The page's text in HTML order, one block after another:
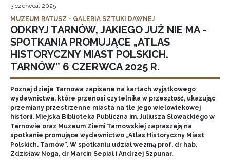
3 czerwca, 2025
MUZEUM RATUSZ - GALERIA SZTUKI DAWNEJ
ODKRYJ TARNÓW, JAKIEGO JUŻ NIE MA -
SPOTKANIA PROMUJĄCE „ATLAS
HISTORYCZNY MIAST POLSKICH.
TARNÓW” 6 CZERWCA 2025 R.
Poznaj dzieje Tarnowa zapisane na kartach wyjątkowego
wydawnictwa, które przenosi czytelnika w przeszłość, ukazując
przemiany przestrzenne miasta na tle jego wielowiekowej
historii. Miejska Biblioteka Publiczna im. Juliusza Słowackiego w
Tarnowie oraz Muzeum Ziemi Tarnowskiej zapraszają na
spotkanie promujące wydawnictwo „Atlas Historyczny Miast
Polskich. Tarnów”. W spotkaniu udział wezmą prof. dr hab.
Zdzisław Noga, dr Marcin Sepiał i Andrzej Szpunar.